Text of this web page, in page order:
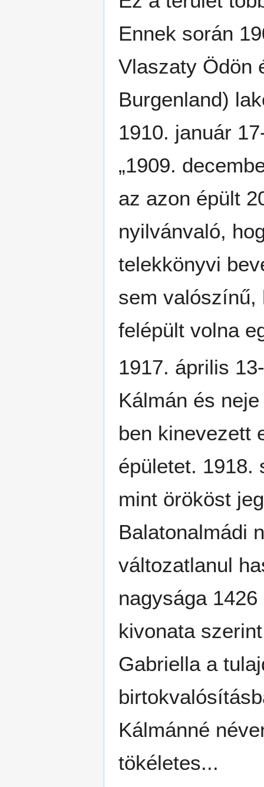
Ennek során
Vlaszaty Ödön
Burgenland)
1910. január
„1909.
az azon épült
nyilvánvaló,
telekkönyvi
sem valószínű,
felépült volna
1917. április
Kálmán és
ben kinevezett
épületet. 1918.
mint örököst
Balatonalmádi
változatlanul
nagysága
kivonata
Gabriella a
Kálmánné
tökéletes...